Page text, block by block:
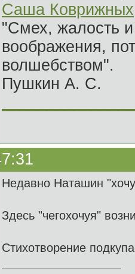
Саша Коврижных
"Смех, жалость
воображения,
волшебством".
Пушкин А. С.
Недавно Наташин
Здесь "чегохочуя"
Стихотворение